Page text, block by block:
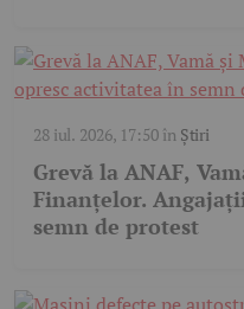
28 iul. 2026, 17:50în Știri
Grevă la ANAF,
Finanțelor.
semn de protest